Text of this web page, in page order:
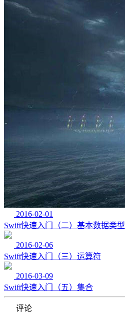
2016-02-01
Swift快速入门（二）基本数据类型
2016-02-06
Swift快速入门（三）运算符
2016-03-09
Swift快速入门（五）集合
评论